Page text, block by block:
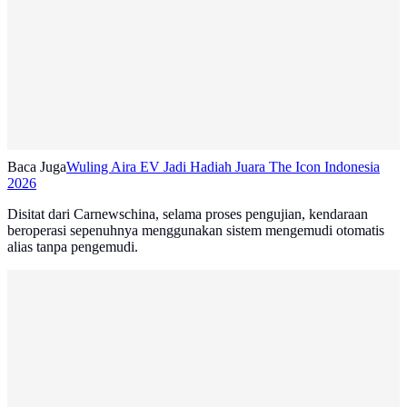
Baca JugaWuling Aira EV Jadi Hadiah Juara The Icon Indonesia
2026
Disitat dari Carnewschina, selama proses pengujian, kendaraan
beroperasi sepenuhnya menggunakan sistem mengemudi otomatis
alias tanpa pengemudi.